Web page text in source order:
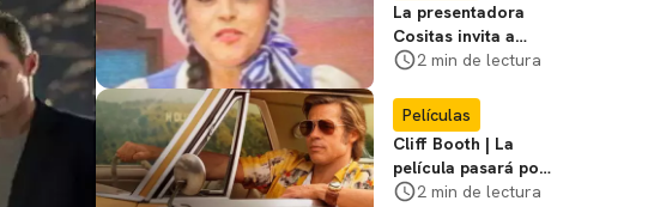
La presentadora
Cositas invita a
visitar el
Miasma
2 min de lectura
Películas
Cliff Booth | La
película pasará por
nuevas filmaciones
2 min de lectura